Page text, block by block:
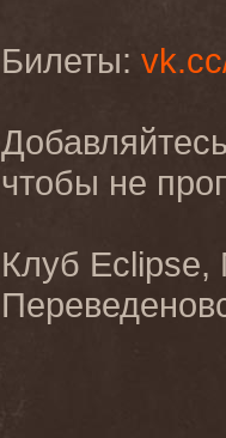
Билеты:
чтобы не
Клуб Eclipse,